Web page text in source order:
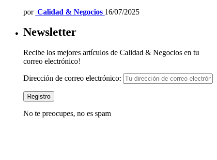
por Calidad & Negocios 16/07/2025
Newsletter
Recibe los mejores artículos de Calidad & Negocios en tu
correo electrónico!
Dirección de correo electrónico:
No te preocupes, no es spam